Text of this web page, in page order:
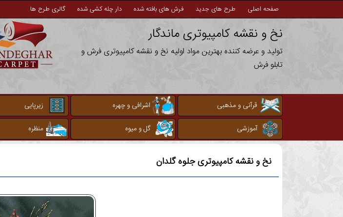
صفحه اصلی طرح های جدید فرش های بافته شده دار چله کشی شده گالری طرح ها
نخ و نقشه کامپیوتری ماندگار
تولید و عرضه کننده بهترین مواد اولیه نخ و نقشه کامپیوتری فرش و
تابلو فرش
قرآنی و مذهبی اشرافی و چهره زیرپایی
آموزشی
گل و میوه منظره
نخ و نقشه کامپیوتریجلوه گلدان